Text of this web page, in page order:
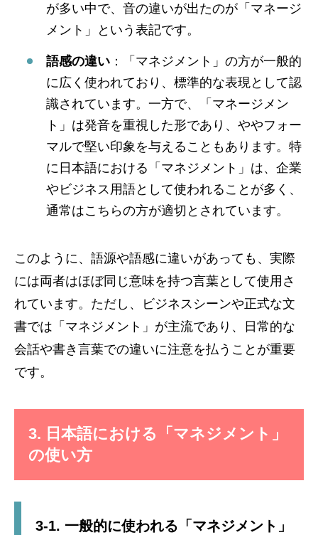
が多い中で、音の違いが出たのが「マネージ
メント」という表記です。
語感の違い ：「マネジメント」の方が一般的
に広く使われており、標準的な表現として認
識されています。一方で、「マネージメン
ト」は発音を重視した形であり、ややフォー
マルで堅い印象を与えることもあります。特
に日本語における「マネジメント」は、企業
やビジネス用語として使われることが多く、
通常はこちらの方が適切とされています。
このように、語源や語感に違いがあっても、実際
には両者はほぼ同じ意味を持つ言葉として使用さ
れています。ただし、ビジネスシーンや正式な文
書では「マネジメント」が主流であり、日常的な
会話や書き言葉での違いに注意を払うことが重要
です。
3. 日本語における「マネジメント」
の使い方
3-1. 一般的に使われる「マネジメント」